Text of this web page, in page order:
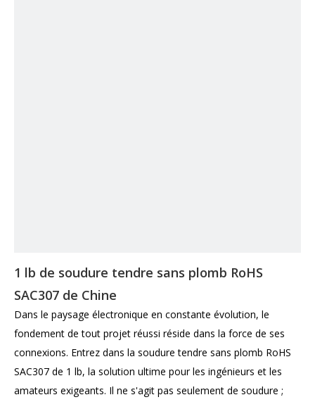
1 lb de soudure tendre sans plomb RoHS
SAC307 de Chine
Dans le paysage électronique en constante évolution, le
fondement de tout projet réussi réside dans la force de ses
connexions. Entrez dans la soudure tendre sans plomb RoHS
SAC307 de 1 lb, la solution ultime pour les ingénieurs et les
amateurs exigeants. Il ne s'agit pas seulement de soudure ;